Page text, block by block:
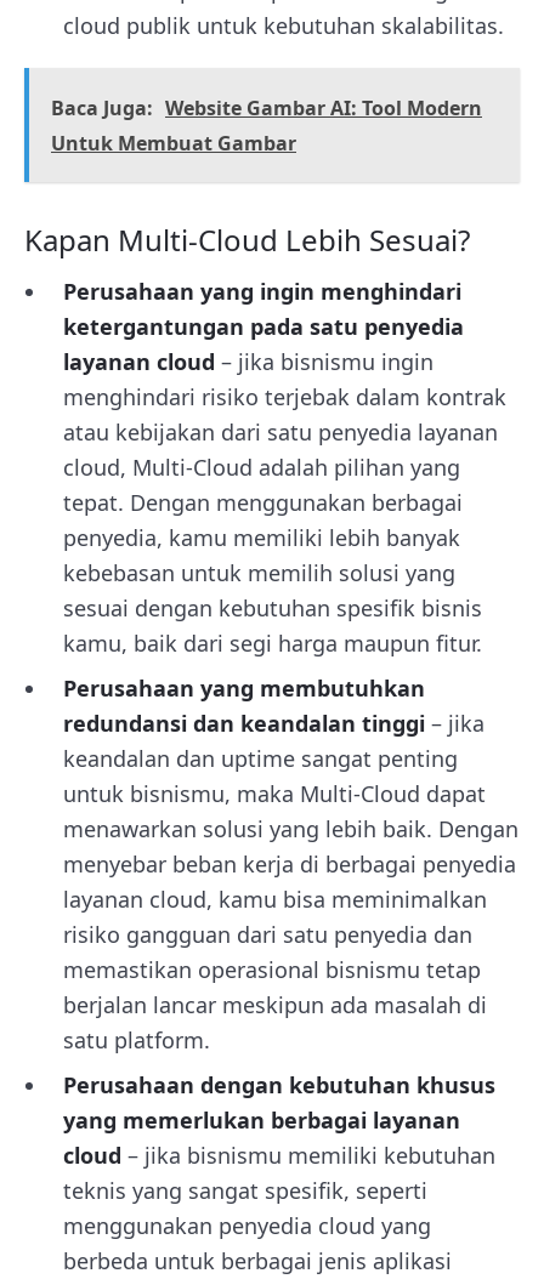
cloud publik untuk kebutuhan skalabilitas.
Baca Juga: Website Gambar AI: Tool Modern
Untuk Membuat Gambar
Kapan Multi-Cloud Lebih Sesuai?
Perusahaan yang ingin menghindari
ketergantungan pada satu penyedia
layanan cloud – jika bisnismu ingin
menghindari risiko terjebak dalam kontrak
atau kebijakan dari satu penyedia layanan
cloud, Multi-Cloud adalah pilihan yang
tepat. Dengan menggunakan berbagai
penyedia, kamu memiliki lebih banyak
kebebasan untuk memilih solusi yang
sesuai dengan kebutuhan spesifik bisnis
kamu, baik dari segi harga maupun fitur.
Perusahaan yang membutuhkan
redundansi dan keandalan tinggi – jika
keandalan dan uptime sangat penting
untuk bisnismu, maka Multi-Cloud dapat
menawarkan solusi yang lebih baik. Dengan
menyebar beban kerja di berbagai penyedia
layanan cloud, kamu bisa meminimalkan
risiko gangguan dari satu penyedia dan
memastikan operasional bisnismu tetap
berjalan lancar meskipun ada masalah di
satu platform.
Perusahaan dengan kebutuhan khusus
yang memerlukan berbagai layanan
cloud – jika bisnismu memiliki kebutuhan
teknis yang sangat spesifik, seperti
menggunakan penyedia cloud yang
berbeda untuk berbagai jenis aplikasi